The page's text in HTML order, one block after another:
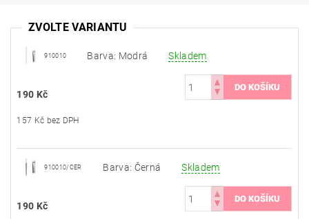
ZVOLTE VARIANTU
910010 Barva: Modrá Skladem
190 Kč
157 Kč bez DPH
910010/CER Barva: Černá Skladem
190 Kč